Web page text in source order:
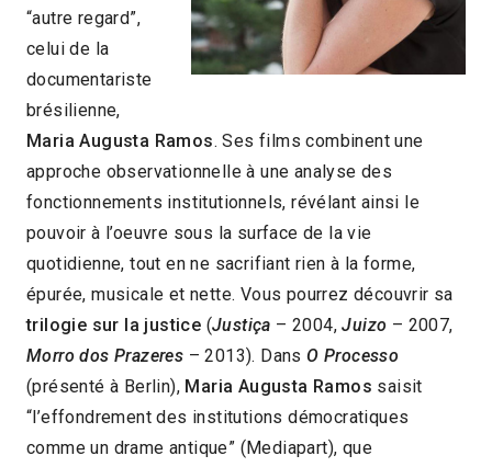
“autre regard”,
celui de la
documentariste
brésilienne,
Maria Augusta Ramos. Ses films combinent une
approche observationnelle à une analyse des
fonctionnements institutionnels, révélant ainsi le
pouvoir à l’oeuvre sous la surface de la vie
quotidienne, tout en ne sacrifiant rien à la forme,
épurée, musicale et nette. Vous pourrez découvrir sa
trilogie sur la justice (Justiça – 2004,Juizo – 2007,
Morro dos Prazeres – 2013). DansO Processo
(présenté à Berlin), Maria Augusta Ramos saisit
“l’effondrement des institutions démocratiques
comme un drame antique” (Mediapart), que